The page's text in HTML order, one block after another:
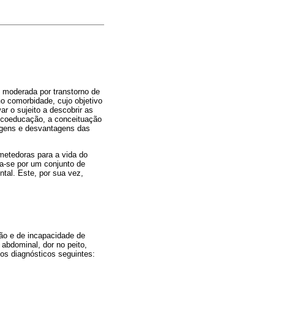
por transtorno de
comorbidade, cujo objetivo
o sujeito a descobrir as
a conceituação
e desvantagens das
para a vida do
se por um conjunto de
Este, por sua vez,
e de incapacidade de
dor no peito,
diagnósticos seguintes: